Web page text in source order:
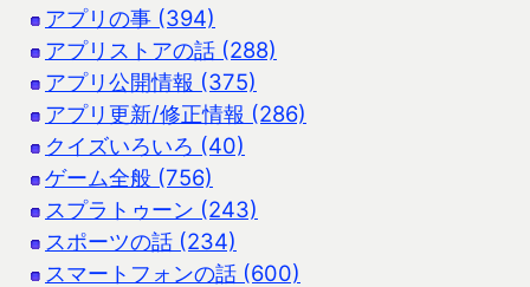
アプリの事 (394)
アプリストアの話 (288)
アプリ公開情報 (375)
アプリ更新/修正情報 (286)
クイズいろいろ (40)
ゲーム全般 (756)
スプラトゥーン (243)
スポーツの話 (234)
スマートフォンの話 (600)